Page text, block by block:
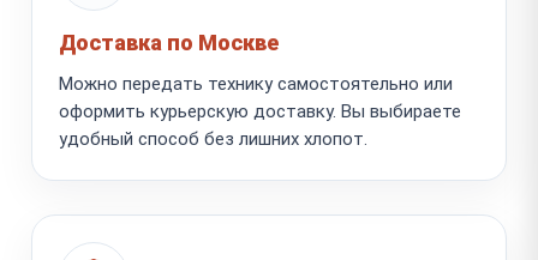
Доставка по Москве
Можно передать технику самостоятельно или
оформить курьерскую доставку. Вы выбираете
удобный способ без лишних хлопот.